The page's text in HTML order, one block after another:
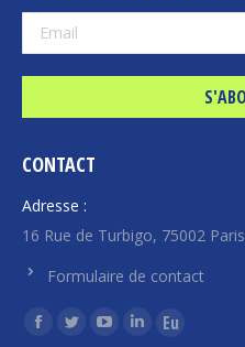
CONTACT
Adresse :
16 Rue de Turbigo, 75002 Paris
Formulaire de contact
Trouvez nous sur :
La
La
La
La
La